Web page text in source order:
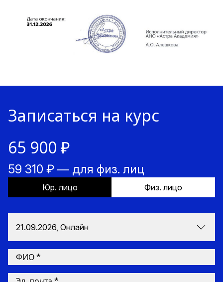
Записаться на курс
65 900 ₽
59 310 ₽ — для физ. лиц
Юр. лицо Физ. лицо
21.09.2026, Онлайн